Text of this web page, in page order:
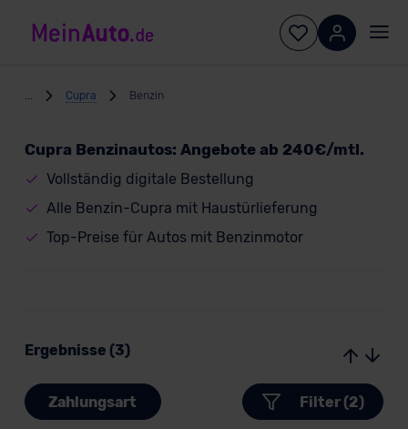
Cupra Benzin
Cupra Benzinautos: Angebote ab 240€/mtl.
Vollständig digitale Bestellung
Alle Benzin-Cupra mit Haustürlieferung
Top-Preise für Autos mit Benzinmotor
Ergebnisse (3)
Zahlungsart Filter (2)